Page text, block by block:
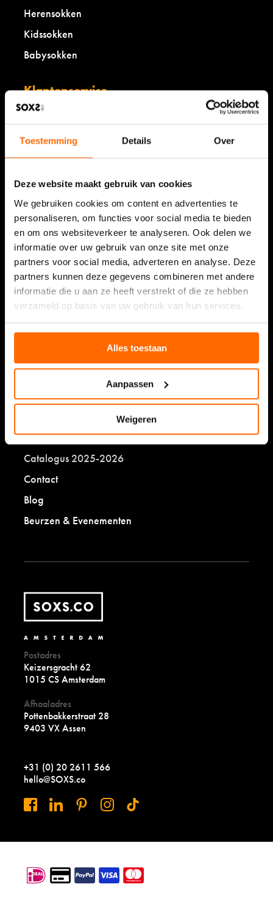
Toestemming Details Over
Deze website maakt gebruik van cookies
We gebruiken cookies om content en advertenties te
personaliseren, om functies voor social media te bieden
en om ons websiteverkeer te analyseren. Ook delen we
informatie over uw gebruik van onze site met onze
partners voor social media, adverteren en analyse. Deze
partners kunnen deze gegevens combineren met andere
informatie die u aan ze heeft verstrekt of die ze hebben
verzameld op basis van uw gebruik van hun services.
Alles toestaan
Aanpassen
Weigeren
Herensokken
Kidssokken
Babysokken
Klantenservice
Mijn account
Veelgestelde vragen & algemene voorwaarden
Verzending
Privacybeleid
Informatie
SOXS als relatiegeschenk
Resellers
Showcase
Eerlijk ondernemen
Catalogus 2025-2026
Contact
Blog
Beurzen & Evenementen
Postadres
Keizersgracht 62
1015 CS Amsterdam
Afhaaladres
Pottenbakkerstraat 28
9403 VX Assen
+31 (0) 20 2611 566
hello@SOXS.co